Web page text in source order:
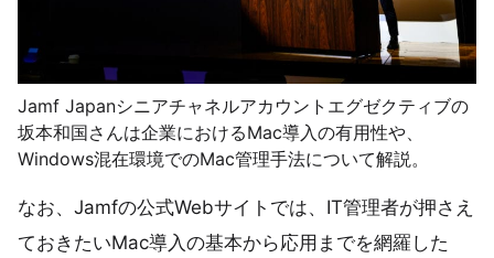
Jamf Japanシニアチャネルアカウントエグゼクティブの
坂本和国さんは企業におけるMac導入の有用性や、
Windows混在環境でのMac管理手法について解説。
なお、Jamfの公式Webサイトでは、IT管理者が​押さえ
て​おきたいMac導入の​基本から​応用までを​網羅した